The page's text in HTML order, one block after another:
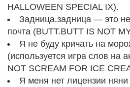
HALLOWEEN SPECIAL IX).
Задница.задница — это
почта (BUTT.BUTT IS NOT
Я не буду кричать на
(используется игра слов на
NOT SCREAM FOR ICE
Я меня нет лицензии няни